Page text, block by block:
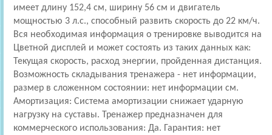
имеет длину 152,4 см, ширину 56 см и двигатель
мощностью 3 л.с., способный развить скорость до 22 км/ч.
Вся необходимая информация о тренировке выводится на
Цветной дисплей и может состоять из таких данных как:
Текущая скорость, расход энергии, пройденная дистанция.
Возможность складывания тренажера - нет информации,
размер в сложенном состоянии: нет информации см.
Амортизация: Cистема амортизации снижает ударную
нагрузку на суставы. Тренажер предназначен для
коммерческого использования: Да. Гарантия: нет